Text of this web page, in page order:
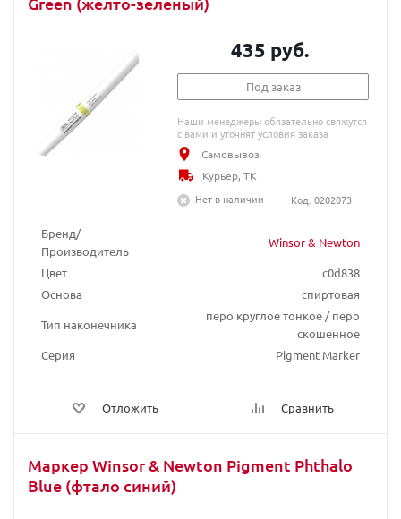
Бренд/
Производитель
Winsor & Newton
Цвет
c0d838
Основа
спиртовая
Тип наконечника
перо круглое тонкое / перо
скошенное
Серия
Pigment Marker
Отложить Сравнить
435 руб.
Под заказ
Наши менеджеры обязательно свяжутся
с вами и уточнят условия заказа
Самовывоз
Курьер, ТК
Нет в наличии
Код: 0202073
Маркер Winsor & Newton Pigment Phthalo
Blue (фтало синий)